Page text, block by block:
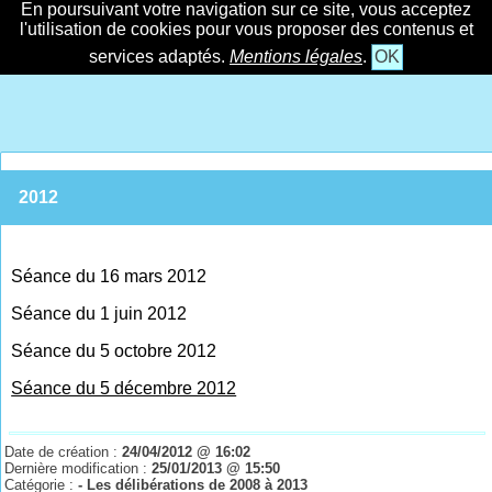
En poursuivant votre navigation sur ce site, vous acceptez
l'utilisation de cookies pour vous proposer des contenus et
services adaptés. Mentions légales. OK
2012
Séance du 16 mars 2012
Séance du 1 juin 2012
Séance du 5 octobre 2012
Séance du 5 décembre 2012
Date de création :24/04/2012 @ 16:02
Dernière modification :25/01/2013 @ 15:50
Catégorie :- Les délibérations de 2008 à 2013